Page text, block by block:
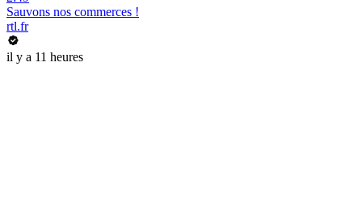
Sauvons nos commerces !
rtl.fr
il y a 11 heures